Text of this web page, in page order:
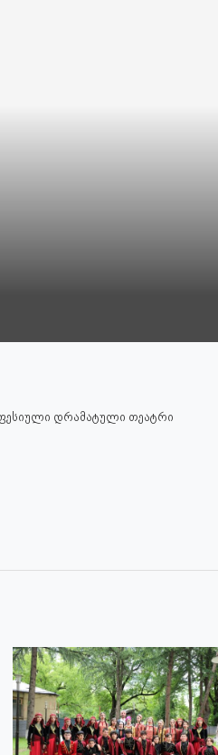
დრამატული თეატრი